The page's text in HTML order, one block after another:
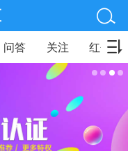
问答 关注 红包